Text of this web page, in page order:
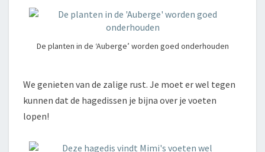
De planten in de ‘Auberge’ worden goed onderhouden
We genieten van de zalige rust. Je moet er wel tegen
kunnen dat de hagedissen je bijna over je voeten
lopen!